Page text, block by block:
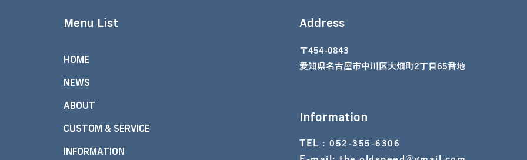
Menu List
HOME
NEWS
ABOUT
CUSTOM & SERVICE
INFORMATION
Address
〒454-0843
愛知県名古屋市中川区大畑町2丁目65番地
Information
TEL : 052-355-6306